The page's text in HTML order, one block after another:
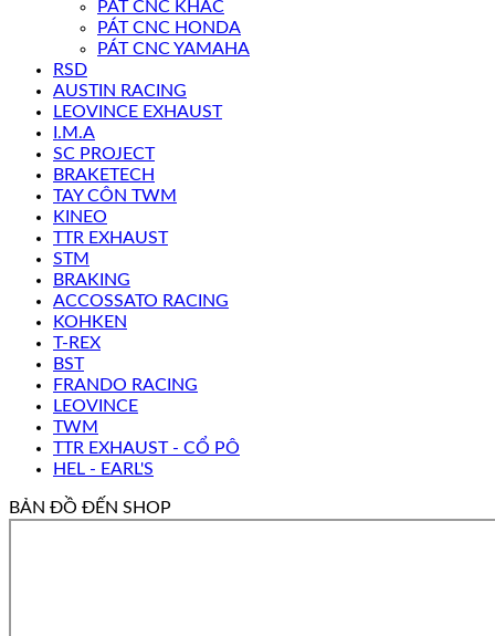
PÁT CNC KHÁC
PÁT CNC HONDA
PÁT CNC YAMAHA
RSD
AUSTIN RACING
LEOVINCE EXHAUST
I.M.A
SC PROJECT
BRAKETECH
TAY CÔN TWM
KINEO
TTR EXHAUST
STM
BRAKING
ACCOSSATO RACING
KOHKEN
T-REX
BST
FRANDO RACING
LEOVINCE
TWM
TTR EXHAUST - CỔ PÔ
HEL - EARL'S
BẢN ĐỒ ĐẾN SHOP